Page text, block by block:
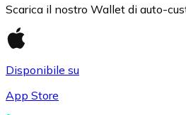
Scarica il nostro Wallet di auto-
Disponibile su
App Store